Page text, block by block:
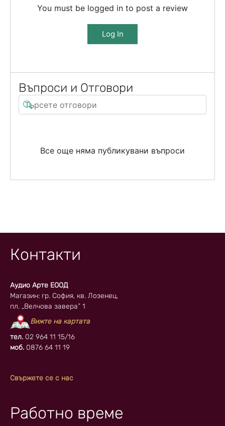
You must be logged in to post a review
Log In
Въпроси и Отговори
Все още няма публикувани въпроси
Контакти
Аудио Арте ЕООД
Магазин: гр. София, кв. Лозенец,
пл. „Велчова завера” 1
Вижте на картата
тел. 02 964 11 15/16
моб. 0876 64 11 19
Свържете се с нас
Работно време